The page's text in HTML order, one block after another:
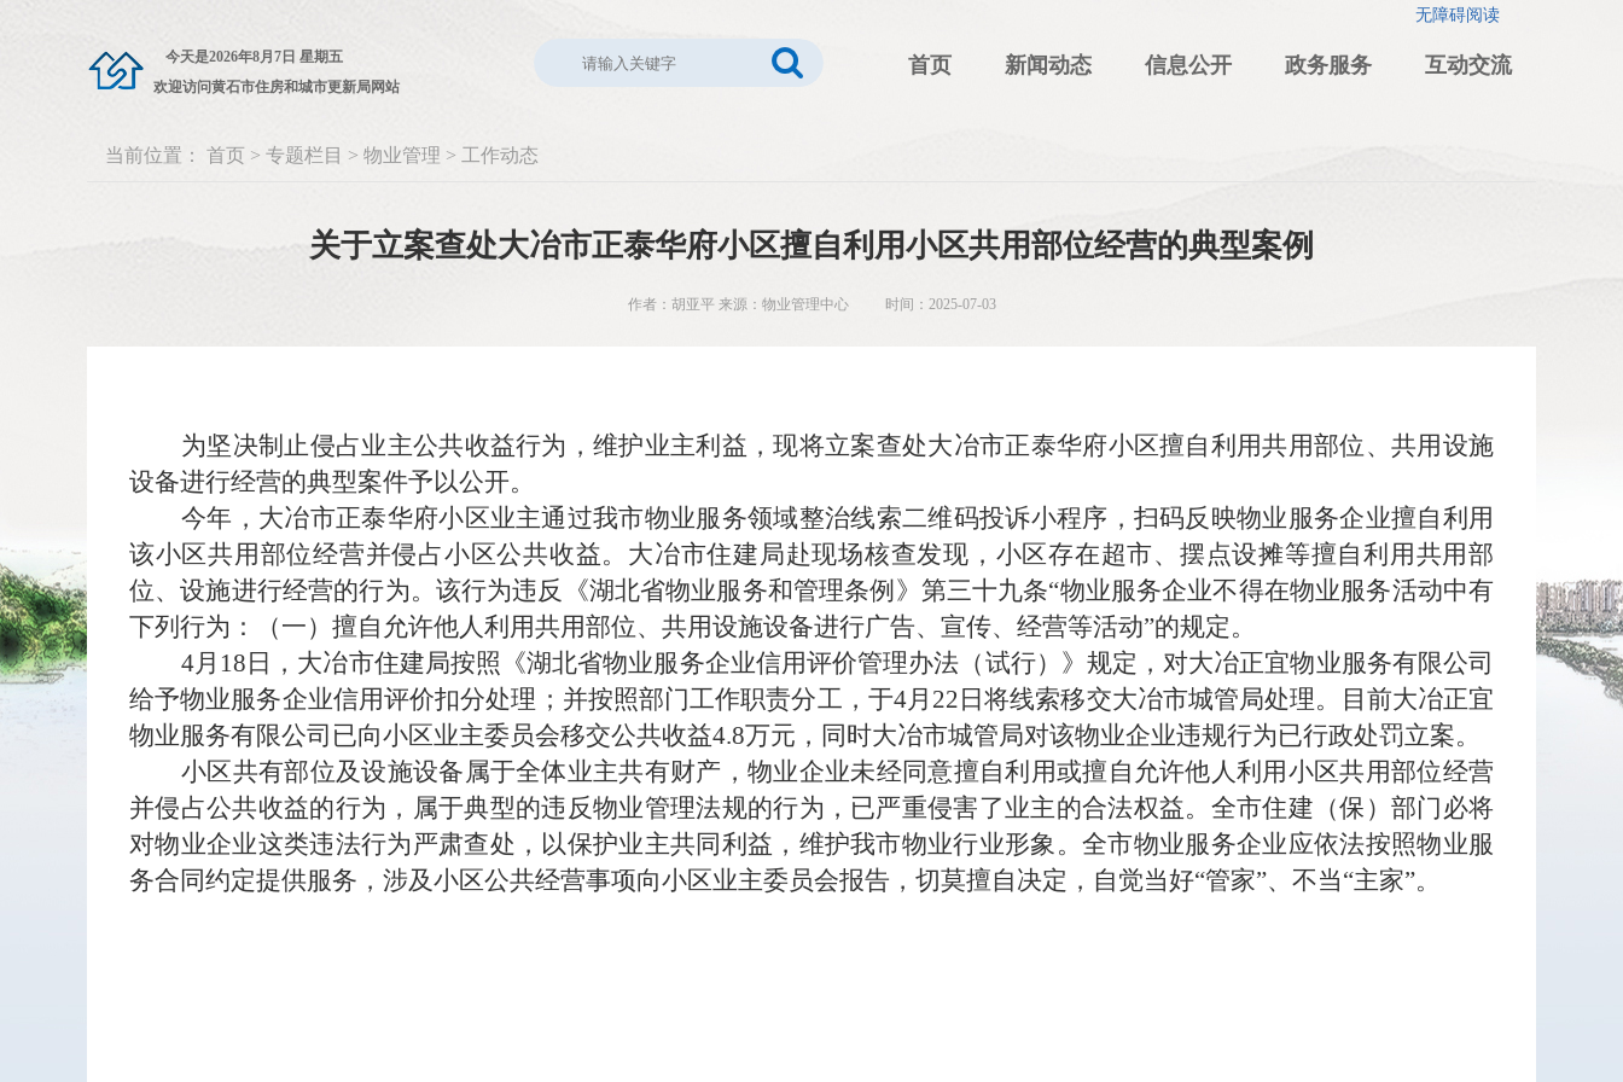
无障碍阅读
今天是2026年8月7日 星期五
欢迎访问黄石市住房和城市更新局网站
首页 新闻动态 信息公开 政务服务 互动交流
当前位置： 首页 > 专题栏目 > 物业管理 > 工作动态
关于立案查处大冶市正泰华府小区擅自利用小区共用部位经营的典型案例
作者：胡亚平 来源：物业管理中心 时间：2025-07-03
为坚决制止侵占业主公共收益行为，维护业主利益，现将立案查处大冶市正泰华府小区擅自利用共用部位、共用设施
设备进行经营的典型案件予以公开。
今年，大冶市正泰华府小区业主通过我市物业服务领域整治线索二维码投诉小程序，扫码反映物业服务企业擅自利用
该小区共用部位经营并侵占小区公共收益。大冶市住建局赴现场核查发现，小区存在超市、摆点设摊等擅自利用共用部
位、设施进行经营的行为。该行为违反《湖北省物业服务和管理条例》第三十九条“物业服务企业不得在物业服务活动中有
下列行为：（一）擅自允许他人利用共用部位、共用设施设备进行广告、宣传、经营等活动”的规定。
4月18日，大冶市住建局按照《湖北省物业服务企业信用评价管理办法（试行）》规定，对大冶正宜物业服务有限公司
给予物业服务企业信用评价扣分处理；并按照部门工作职责分工，于4月22日将线索移交大冶市城管局处理。目前大冶正宜
物业服务有限公司已向小区业主委员会移交公共收益4.8万元，同时大冶市城管局对该物业企业违规行为已行政处罚立案。
小区共有部位及设施设备属于全体业主共有财产，物业企业未经同意擅自利用或擅自允许他人利用小区共用部位经营
并侵占公共收益的行为，属于典型的违反物业管理法规的行为，已严重侵害了业主的合法权益。全市住建（保）部门必将
对物业企业这类违法行为严肃查处，以保护业主共同利益，维护我市物业行业形象。全市物业服务企业应依法按照物业服
务合同约定提供服务，涉及小区公共经营事项向小区业主委员会报告，切莫擅自决定，自觉当好“管家”、不当“主家”。